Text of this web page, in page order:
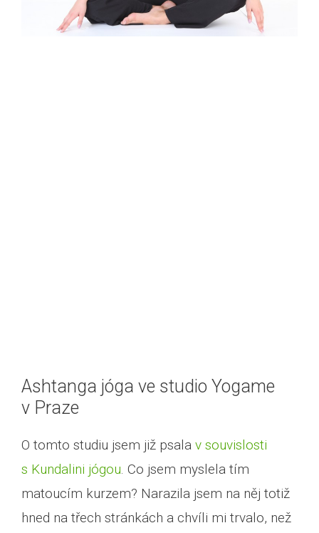
Ashtanga jóga ve studio Yogame
v Praze
O tomto studiu jsem již psala v souvislosti
s Kundalini jógou. Co jsem myslela tím
matoucím kurzem? Narazila jsem na něj totiž
hned na třech stránkách a chvíli mi trvalo, než